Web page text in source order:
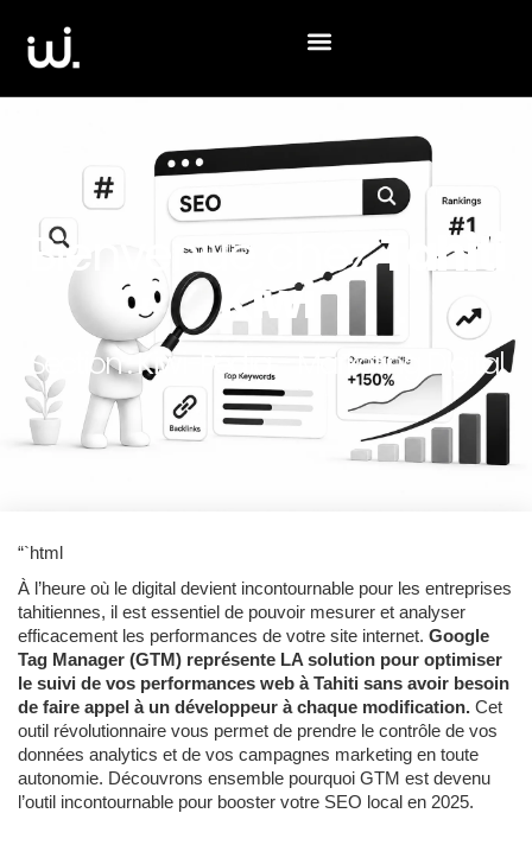
Bienvenue chezTahiti
Kiwi
Section :Kiwi-Pédia- Marketing Digital
“`html
À l’heure où le digital devient incontournable pour les entreprises
tahitiennes, il est essentiel de pouvoir mesurer et analyser
efficacement les performances de votre site internet. Google
Tag Manager (GTM) représente LA solution pour optimiser
le suivi de vos performances web à Tahiti sans avoir besoin
de faire appel à un développeur à chaque modification. Cet
outil révolutionnaire vous permet de prendre le contrôle de vos
données analytics et de vos campagnes marketing en toute
autonomie. Découvrons ensemble pourquoi GTM est devenu
l’outil incontournable pour booster votre SEO local en 2025.